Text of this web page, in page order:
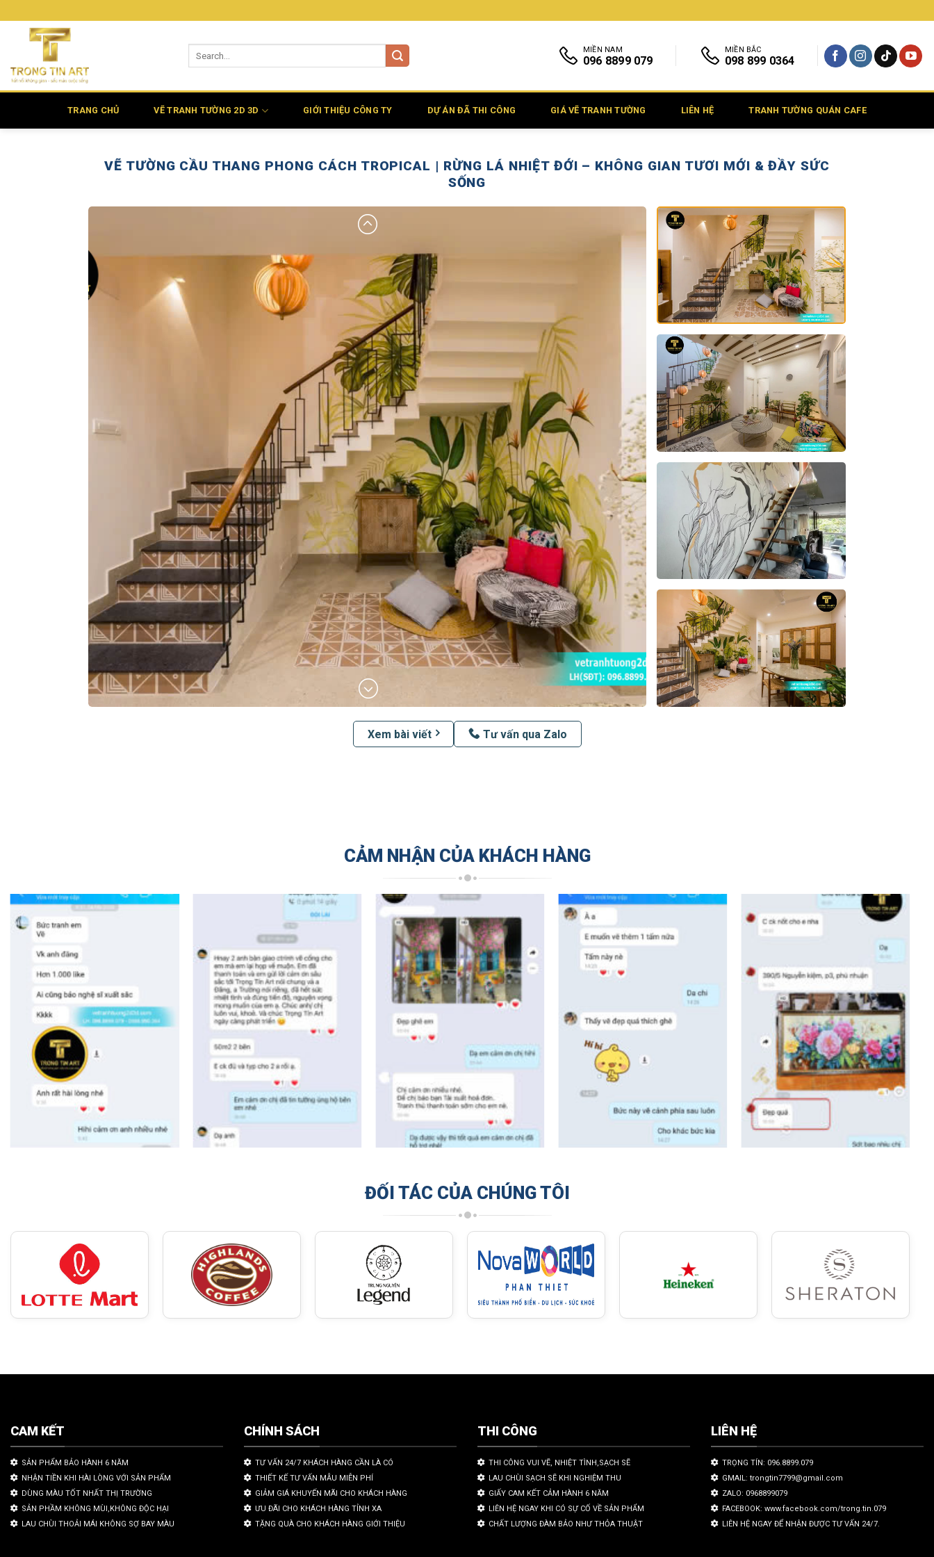
qua
MIỀN NAM
096 8899 079
MIỀN BẮC
098 899 0364
TRANG CHỦ VẼ TRANH TƯỜNG 2D 3D GIỚI THIỆU CÔNG TY DỰ ÁN ĐÃ THI CÔNG GIÁ VẼ TRANH TƯỜNG LIÊN HỆ TRANH TƯỜNG QUÁN CAFE
VẼ TƯỜNG CẦU THANG PHONG CÁCH TROPICAL | RỪNG LÁ NHIỆT ĐỚI – KHÔNG GIAN TƯƠI MỚI & ĐẦY SỨC
SỐNG
Xem bài viết Tư vấn qua Zalo
CẢM NHẬN CỦA KHÁCH HÀNG
ĐỐI TÁC CỦA CHÚNG TÔI
CAM KẾT
SẢN PHẨM BẢO HÀNH 6 NĂM
NHẬN TIỀN KHI HÀI LÒNG VỚI SẢN PHẨM
DÙNG MÀU TỐT NHẤT THỊ TRƯỜNG
SẢN PHẦM KHÔNG MÙI,KHÔNG ĐỘC HẠI
LAU CHÙI THOẢI MÁI KHÔNG SỢ BAY MÀU
CHÍNH SÁCH
TƯ VẤN 24/7 KHÁCH HÀNG CẦN LÀ CÓ
THIẾT KẾ TƯ VẤN MẪU MIỄN PHÍ
GIẢM GIÁ KHUYẾN MÃI CHO KHÁCH HÀNG
ƯU ĐÃI CHO KHÁCH HÀNG TỈNH XA
TẶNG QUÀ CHO KHÁCH HÀNG GIỚI THIỆU
THI CÔNG
THI CÔNG VUI VẼ, NHIỆT TÌNH,SẠCH SẼ
LAU CHÙI SẠCH SẼ KHI NGHIỆM THU
GIẤY CAM KẾT CẢM HÀNH 6 NĂM
LIÊN HỆ NGAY KHI CÓ SỰ CỐ VỀ SẢN PHẨM
CHẤT LƯỢNG ĐÀM BẢO NHƯ THỎA THUẬT
LIÊN HỆ
TRỌNG TÍN: 096.8899.079
GMAIL: trongtin7799@gmail.com
ZALO: 0968899079
FACEBOOK: www.facebook.com/trong.tin.079
LIÊN HỆ NGAY ĐỂ NHẬN ĐƯỢC TƯ VẤN 24/7.